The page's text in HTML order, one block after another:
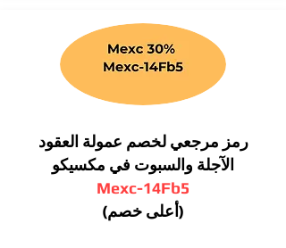
رمز مرجعي لخصم عمولة العقود
الآجلة والسبوت في مكسيكو
Mexc-14Fb5
(أعلى خصم)